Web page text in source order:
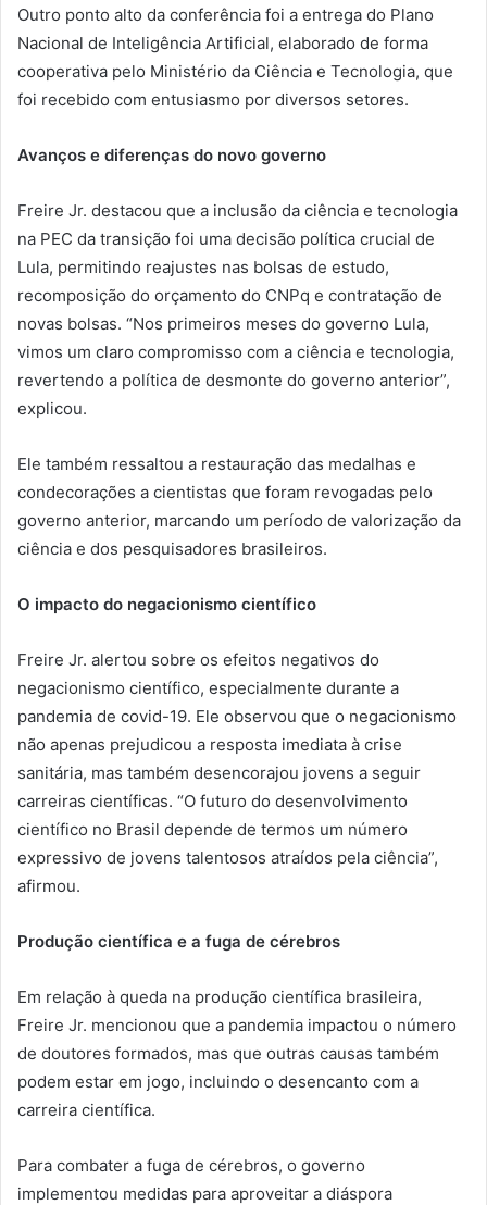
Outro ponto alto da conferência foi a entrega do Plano
Nacional de Inteligência Artificial, elaborado de forma
cooperativa pelo Ministério da Ciência e Tecnologia, que
foi recebido com entusiasmo por diversos setores.
Avanços e diferenças do novo governo
Freire Jr. destacou que a inclusão da ciência e tecnologia
na PEC da transição foi uma decisão política crucial de
Lula, permitindo reajustes nas bolsas de estudo,
recomposição do orçamento do CNPq e contratação de
novas bolsas. “Nos primeiros meses do governo Lula,
vimos um claro compromisso com a ciência e tecnologia,
revertendo a política de desmonte do governo anterior”,
explicou.
Ele também ressaltou a restauração das medalhas e
condecorações a cientistas que foram revogadas pelo
governo anterior, marcando um período de valorização da
ciência e dos pesquisadores brasileiros.
O impacto do negacionismo científico
Freire Jr. alertou sobre os efeitos negativos do
negacionismo científico, especialmente durante a
pandemia de covid-19. Ele observou que o negacionismo
não apenas prejudicou a resposta imediata à crise
sanitária, mas também desencorajou jovens a seguir
carreiras científicas. “O futuro do desenvolvimento
científico no Brasil depende de termos um número
expressivo de jovens talentosos atraídos pela ciência”,
afirmou.
Produção científica e a fuga de cérebros
Em relação à queda na produção científica brasileira,
Freire Jr. mencionou que a pandemia impactou o número
de doutores formados, mas que outras causas também
podem estar em jogo, incluindo o desencanto com a
carreira científica.
Para combater a fuga de cérebros, o governo
implementou medidas para aproveitar a diáspora